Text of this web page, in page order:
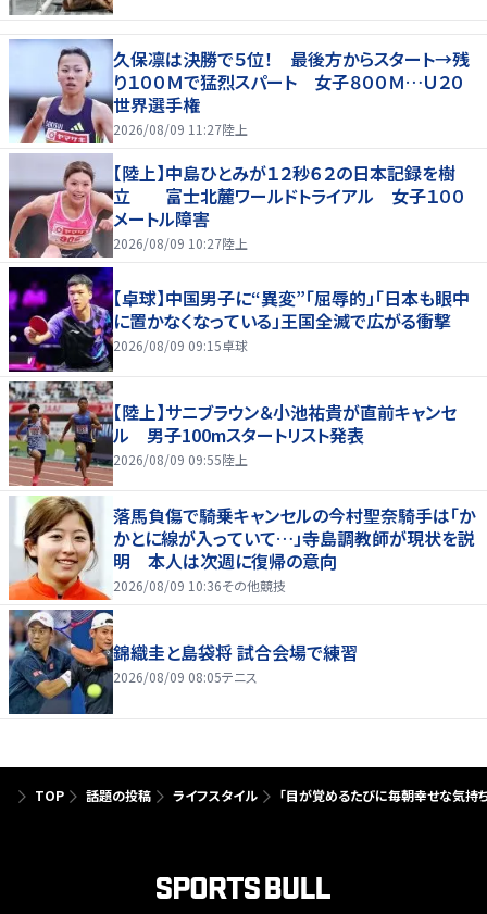
久保凛は決勝で５位！ 最後方からスタート→残
り１００Ｍで猛烈スパート 女子８００Ｍ…Ｕ２０
世界選手権
2026/08/09 11:27陸上
【陸上】中島ひとみが１２秒６２の日本記録を樹
立 富士北麓ワールドトライアル 女子１００
メートル障害
2026/08/09 10:27陸上
【卓球】中国男子に“異変”「屈辱的」「日本も眼中
に置かなくなっている」王国全滅で広がる衝撃
2026/08/09 09:15卓球
【陸上】サニブラウン＆小池祐貴が直前キャンセ
ル 男子100mスタートリスト発表
2026/08/09 09:55陸上
落馬負傷で騎乗キャンセルの今村聖奈騎手は「か
かとに線が入っていて…」寺島調教師が現状を説
明 本人は次週に復帰の意向
2026/08/09 10:36その他競技
錦織圭と島袋将 試合会場で練習
2026/08/09 08:05テニス
TOP 話題の投稿 ライフスタイル 「目が覚めるたびに毎朝幸せな気持